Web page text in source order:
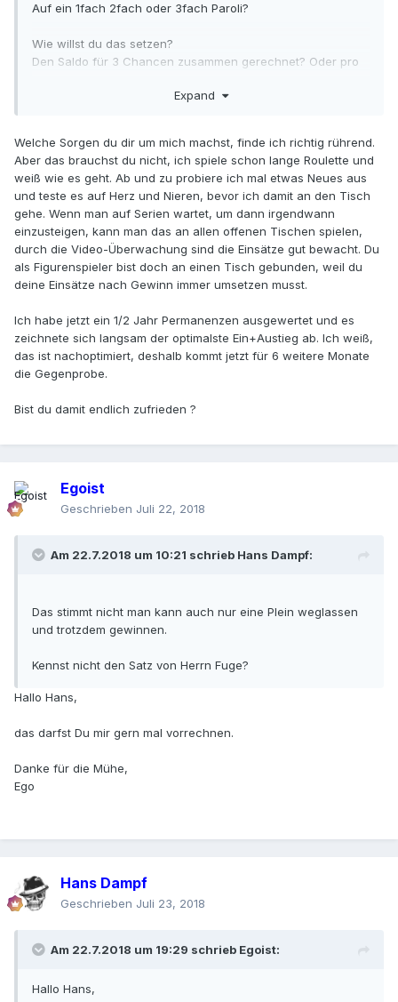
Auf ein 1fach 2fach oder 3fach Paroli?
Wie willst du das setzen?
Den Saldo für 3 Chancen zusammen gerechnet? Oder pro
ABER dann, gibt's geballt auf die Fresse
hast du keine Figuren Erfahrung.
Das ist wie der Martingale Spieler,
Der nach 5x Rot anfängt auf Schwarz zu prozessieren.
14 Tage fühlt er sich unbesiegbar.
Und dann sind auf Schlag,
Gewinne und Kapital weg.
Da Zero gehäuft kommt oder ne 11 Serie oder höher.
warum er verlor.
Ich kann dich nur warnen
Dummerweise musste ich grinsen und den Kopf schütteln
Expand
Welche Sorgen du dir um mich machst, finde ich richtig rührend.
Aber das brauchst du nicht, ich spiele schon lange Roulette und
weiß wie es geht. Ab und zu probiere ich mal etwas Neues aus
und teste es auf Herz und Nieren, bevor ich damit an den Tisch
gehe. Wenn man auf Serien wartet, um dann irgendwann
einzusteigen, kann man das an allen offenen Tischen spielen,
durch die Video-Überwachung sind die Einsätze gut bewacht. Du
als Figurenspieler bist doch an einen Tisch gebunden, weil du
deine Einsätze nach Gewinn immer umsetzen musst.
Ich habe jetzt ein 1/2 Jahr Permanenzen ausgewertet und es
zeichnete sich langsam der optimalste Ein+Austieg ab. Ich weiß,
das ist nachoptimiert, deshalb kommt jetzt für 6 weitere Monate
die Gegenprobe.
Bist du damit endlich zufrieden ?
Egoist
Geschrieben Juli 22, 2018
Am 22.7.2018 um 10:21 schrieb Hans Dampf:
Das stimmt nicht man kann auch nur eine Plein weglassen
und trotzdem gewinnen.
Kennst nicht den Satz von Herrn Fuge?
Hallo Hans,
das darfst Du mir gern mal vorrechnen.
Danke für die Mühe,
Ego
Hans Dampf
Geschrieben Juli 23, 2018
Am 22.7.2018 um 19:29 schrieb Egoist:
Hallo Hans,